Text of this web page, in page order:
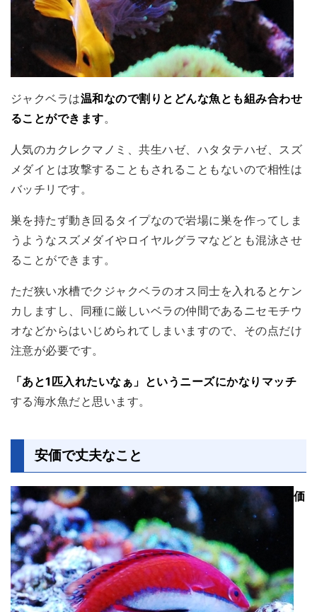
ジャクベラは温和なので割りとどんな魚とも組み合わせ
ることができます。
人気のカクレクマノミ、共生ハゼ、ハタタテハゼ、スズ
メダイとは攻撃することもされることもないので相性は
バッチリです。
巣を持たず動き回るタイプなので岩場に巣を作ってしま
うようなスズメダイやロイヤルグラマなどとも混泳させ
ることができます。
ただ狭い水槽でクジャクベラのオス同士を入れるとケン
カしますし、同種に厳しいベラの仲間であるニセモチウ
オなどからはいじめられてしまいますので、その点だけ
注意が必要です。
「あと1匹入れたいなぁ」というニーズにかなりマッチ
する海水魚だと思います。
安価で丈夫なこと
価